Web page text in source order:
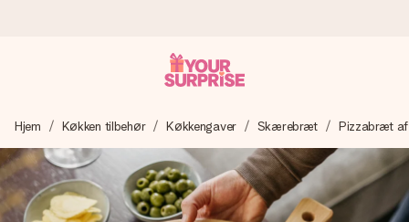
Vi laver din gave med omhu og sender den lynhurtigt – så
du kan give den på det helt rette tidspunkt, når den
betyder allermest.
Hjem Køkken tilbehør Køkkengaver Skærebræt Pizzabræt